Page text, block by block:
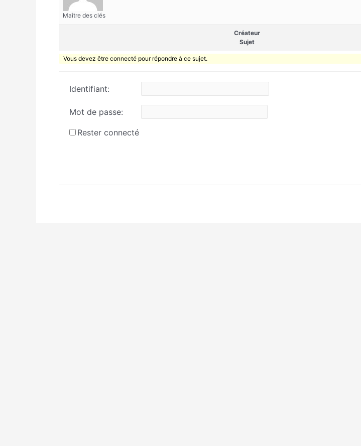
Maître des clés
Créateur
Sujet
Vous devez être connecté pour répondre à ce sujet.
Identifiant:
Mot de passe:
Rester connecté